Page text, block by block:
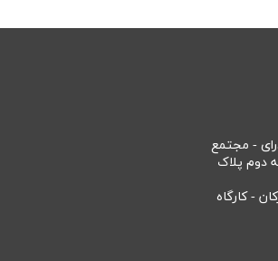
- مجتمع
دوم پلاک
- کارگاه